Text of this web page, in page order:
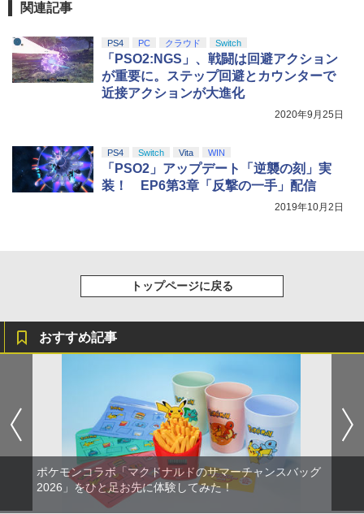
￥10,737
【純正品】DualSense ワイヤレスコン
￥10,737
【純正品】Xbox ワイヤレス コントロー
4
劇場版「鬼滅の刃」無限城編 第一章 猗
窩座再来 完全生産限定版 [Blu-ray]
【Amazon.co.jp限定】劇場版モノノ怪
第三章 蛇神 (オリジナル特典:オリジナル
巾着＋メーカー特典:【坤と離】二振りの
関連記事
PS4 PC クラウド Switch
「PSO2:NGS」、戦闘は回避アクション
が重要に。ステップ回避とカウンターで
近接アクションが大進化
2020年9月25日
PS4 Switch Vita WIN
「PSO2」アップデート「逆襲の刻」実
装！ EP6第3章「反撃の一手」配信
2019年10月2日
トップページに戻る
おすすめ記事
ポケモンコラボ「マクドナルドのサマーチャンスバッグ
2026」をひと足お先に体験してみた！